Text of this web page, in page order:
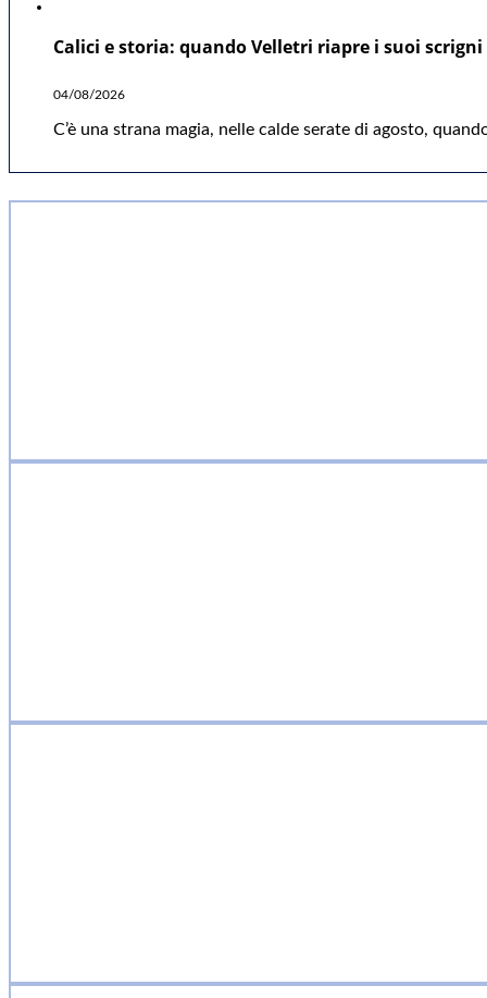
Calici e storia: quando Velletri riapre i suoi scrigni
04/08/2026
C’è una strana magia, nelle calde serate di agosto,